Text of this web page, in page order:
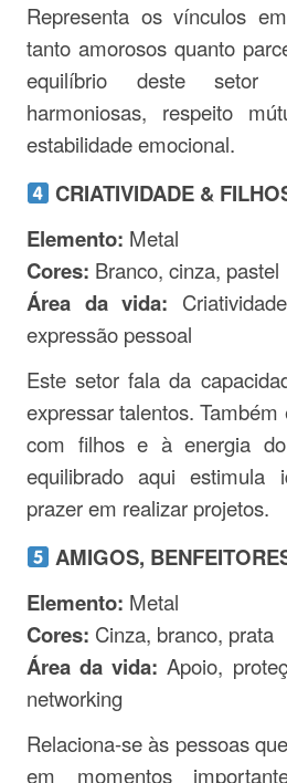
Representa os vínculos
tanto amorosos quanto
equilíbrio deste setor
harmoniosas, respeito
estabilidade emocional.
CRIATIVIDADE &
Elemento: Metal
Cores: Branco, cinza, pastel
Área da vida:
expressão pessoal
Este setor fala da
expressar talentos.
com filhos e à energia
equilibrado aqui estimula
prazer em realizar projetos.
AMIGOS,
Elemento: Metal
Cores: Cinza, branco, prata
Área da vida: Apoio,
networking
Relaciona-se às pessoas
em momentos